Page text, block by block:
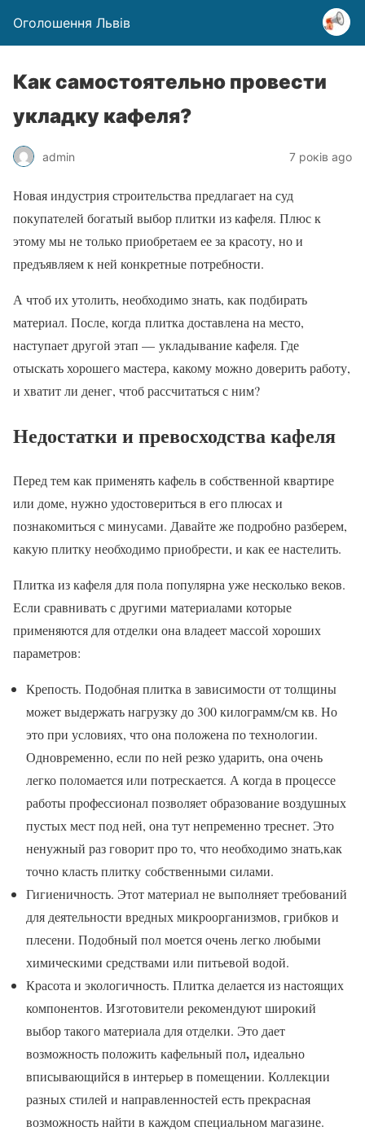
Оголошення Львів
Как самостоятельно провести
укладку кафеля?
admin 7 років ago
Новая индустрия строительства предлагает на суд
покупателей богатый выбор плитки из кафеля. Плюс к
этому мы не только приобретаем ее за красоту, но и
предъявляем к ней конкретные потребности.
А чтоб их утолить, необходимо знать, как подбирать
материал. После, когда плитка доставлена на место,
наступает другой этап — укладывание кафеля. Где
отыскать хорошего мастера, какому можно доверить работу,
и хватит ли денег, чтоб рассчитаться с ним?
Недостатки и превосходства кафеля
Перед тем как применять кафель в собственной квартире
или доме, нужно удостовериться в его плюсах и
познакомиться с минусами. Давайте же подробно разберем,
какую плитку необходимо приобрести, и как ее настелить.
Плитка из кафеля для пола популярна уже несколько веков.
Если сравнивать с другими материалами которые
применяются для отделки она владеет массой хороших
параметров:
Крепость. Подобная плитка в зависимости от толщины
может выдержать нагрузку до 300 килограмм/см кв. Но
это при условиях, что она положена по технологии.
Одновременно, если по ней резко ударить, она очень
легко поломается или потрескается. А когда в процессе
работы профессионал позволяет образование воздушных
пустых мест под ней, она тут непременно треснет. Это
ненужный раз говорит про то, что необходимо знать,как
точно класть плитку собственными силами.
Гигиеничность. Этот материал не выполняет требований
для деятельности вредных микроорганизмов, грибков и
плесени. Подобный пол моется очень легко любыми
химическими средствами или питьевой водой.
Красота и экологичность. Плитка делается из настоящих
компонентов. Изготовители рекомендуют широкий
выбор такого материала для отделки. Это дает
возможность положить кафельный пол, идеально
вписывающийся в интерьер в помещении. Коллекции
разных стилей и направленностей есть прекрасная
возможность найти в каждом специальном магазине.